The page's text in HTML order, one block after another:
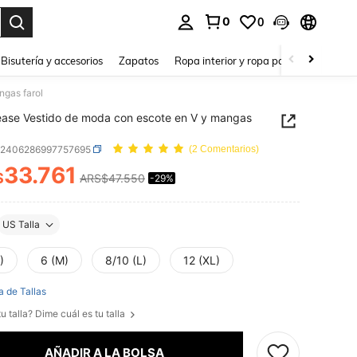
0 0
Bisutería y accesorios Zapatos Ropa interior y ropa para dormir
farol
Vestido de moda con escote en V y mangas
(2 Comentarios)
AND AVAILABILITY
33.761 ARS$47.550 -29%
US Talla
6 (M) 8/10 (L) 12 (XL)
de Tallas
talla? Dime cuál es tu talla
AÑADIR A LA BOLSA